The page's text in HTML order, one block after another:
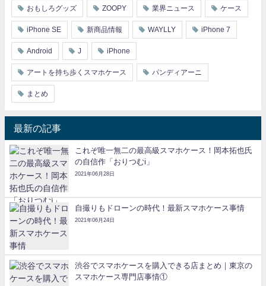
おもしろグッズ ZOOPY 業界ニュース ケース
iPhone SE 新商品情報 WAYLLY iPhone 7
Android J iPhone
アートを持ち歩くスマホケース パンディアーニ
まとめ
最新の記事
これぞ唯一無二の最高級スマホケース！岡本拓也氏
の自信作「おりつむi」
2021年06月28日
自撮りもドローンの時代！最新スマホケース事情
2021年06月24日
渋谷でスマホケースを購入できる店まとめ｜東京の
スマホケース専門店事情①